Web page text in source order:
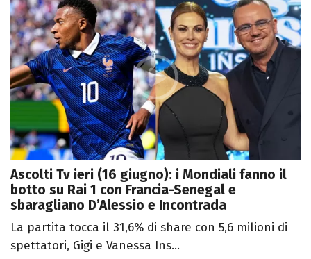
Ascolti Tv ieri (16 giugno): i Mondiali fanno il
botto su Rai 1 con Francia-Senegal e
sbaragliano D’Alessio e Incontrada
La partita tocca il 31,6% di share con 5,6 milioni di
spettatori, Gigi e Vanessa Ins...